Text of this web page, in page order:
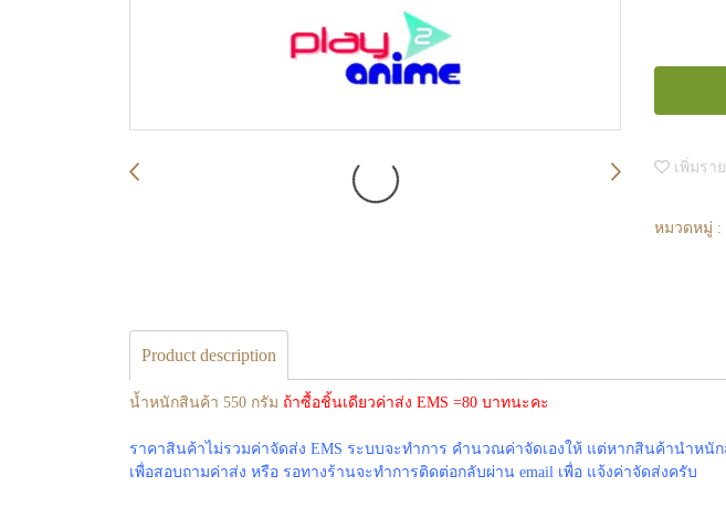
เพิ่มรา
หมวดหมู่ :
Product description
น้ำหนักสินค้า 550 กรัม ถ้าซื้อชิ้นเดียวค่าส่ง EMS =80 บาทนะคะ
ราคาสินค้าไม่รวมค่าจัดส่ง EMS ระบบจะทำการ คำนวณค่าจัดเองให้ แต่หากสินค้านำหนั
เพื่อสอบถามค่าส่ง หรือ รอทางร้านจะทำการติดต่อกลับผ่าน email เพื่อ แจ้งค่าจัดส่งครับ